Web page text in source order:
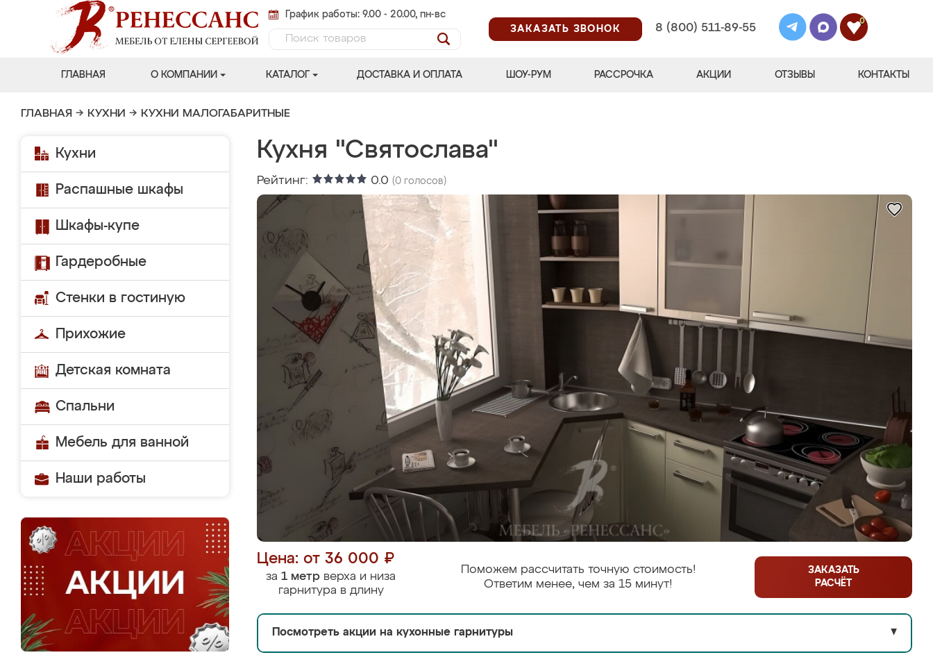
График работы: 9.00 - 20.00, пн-вс
ЗАКАЗАТЬ ЗВОНОК
8 (800) 511-89-55
0
ГЛАВНАЯ О КОМПАНИИ КАТАЛОГ ДОСТАВКА И ОПЛАТА ШОУ-РУМ РАССРОЧКА АКЦИИ ОТЗЫВЫ КОНТАКТЫ
ГЛАВНАЯ → КУХНИ → КУХНИ МАЛОГАБАРИТНЫЕ
Кухни
Распашные шкафы
Шкафы-купе
Гардеробные
Стенки в гостиную
Прихожие
Детская комната
Спальни
Мебель для ванной
Наши работы
Кухня "Святослава"
Рейтинг: 0.0 (0 голосов)
Цена: от 36 000 ₽
за 1 метр верха и низа
гарнитура в длину
Поможем рассчитать точную стоимость!
Ответим менее, чем за 15 минут!
ЗАКАЗАТЬ
РАСЧЁТ
Посмотреть акции на кухонные гарнитуры ▼